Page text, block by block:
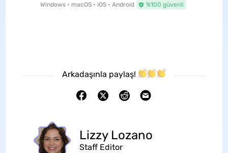
Windows • macOS • iOS • Android %100 güvenli
Arkadaşınla paylaş!
Lizzy Lozano
Staff Editor